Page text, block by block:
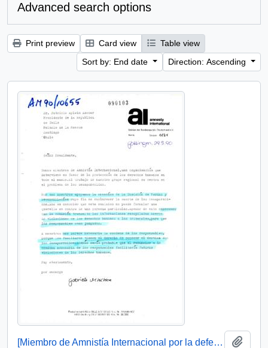
Advanced search options
Print preview Card view
Table view
Sort by: End date
Direction: Ascending
[Miembro de Amnistía Internacional por la defensa de los detenidos desaparecidos en Chile felicita por la creación de la Comisión de de Verdad y Reconciliación]